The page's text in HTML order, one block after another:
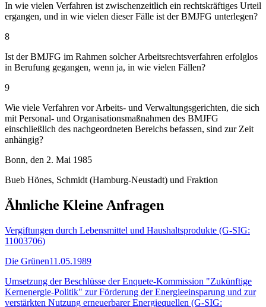
In wie vielen Verfahren ist zwischenzeitlich ein rechtskräftiges Urteil
ergangen, und in wie vielen dieser Fälle ist der BMJFG unterlegen?
8
Ist der BMJFG im Rahmen solcher Arbeitsrechtsverfahren erfolglos
in Berufung gegangen, wenn ja, in wie vielen Fällen?
9
Wie viele Verfahren vor Arbeits- und Verwaltungsgerichten, die sich
mit Personal- und Organisationsmaßnahmen des BMJFG
einschließlich des nachgeordneten Bereichs befassen, sind zur Zeit
anhängig?
Bonn, den 2. Mai 1985
Bueb Hönes, Schmidt (Hamburg-Neustadt) und Fraktion
Ähnliche Kleine Anfragen
Vergiftungen durch Lebensmittel und Haushaltsprodukte (G-SIG:
11003706)
Die Grünen11.05.1989
Umsetzung der Beschlüsse der Enquete-Kommission "Zukünftige
Kernenergie-Politik" zur Förderung der Energieeinsparung und zur
verstärkten Nutzung erneuerbarer Energiequellen (G-SIG: